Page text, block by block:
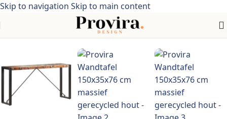
Skip to navigation Skip to main content
industriële stijl